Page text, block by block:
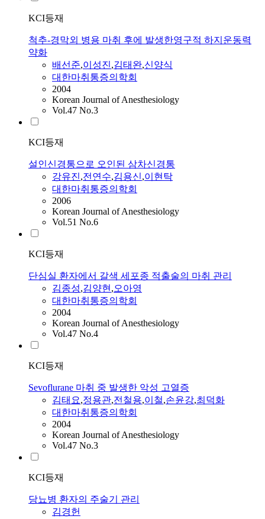
KCI등재
척추-경막외 병용 마취 후에 발생한영구적 하지운동력
약화
배선준,이성진,김태완,신양식
대한마취통증의학회
2004
Korean Journal of Anesthesiology
Vol.47 No.3
KCI등재
설인신경통으로 오인된 삼차신경통
강유진,전연수,김용신,이현탁
대한마취통증의학회
2006
Korean Journal of Anesthesiology
Vol.51 No.6
KCI등재
단심실 환자에서 갈색 세포종 적출술의 마취 관리
김종성,김양현,오아영
대한마취통증의학회
2004
Korean Journal of Anesthesiology
Vol.47 No.4
KCI등재
Sevoflurane 마취 중 발생한 악성 고열증
김태요,정용관,전철용,이철,손윤강,최덕화
대한마취통증의학회
2004
Korean Journal of Anesthesiology
Vol.47 No.3
KCI등재
당뇨병 환자의 주술기 관리
김경헌